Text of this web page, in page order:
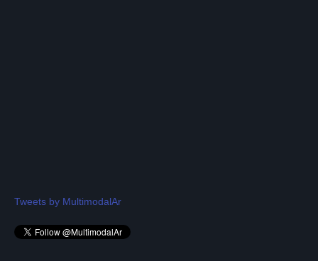
Tweets by MultimodalAr